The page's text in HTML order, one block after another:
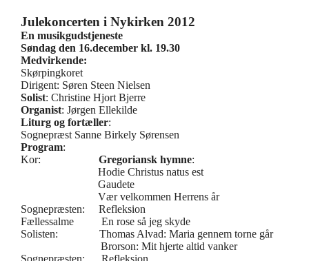
Julekoncerten i Nykirken 2012
En musikgudstjeneste
Søndag den 16.december kl. 19.30
Medvirkende:
Skørpingkoret
Dirigent: Søren Steen Nielsen
Solist: Christine Hjort Bjerre
Organist: Jørgen Ellekilde
Liturg og fortæller:
Sognepræst Sanne Birkely Sørensen
Program:
Kor: Gregoriansk hymne:
Hodie Christus natus est
Gaudete
Vær velkommen Herrens år
Sognepræsten: Refleksion
Fællessalme En rose så jeg skyde
Solisten: Thomas Alvad: Maria gennem torne går
Brorson: Mit hjerte altid vanker